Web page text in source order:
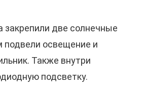
закрепили две солнечные
подвели освещение и
Также внутри
подсветку.